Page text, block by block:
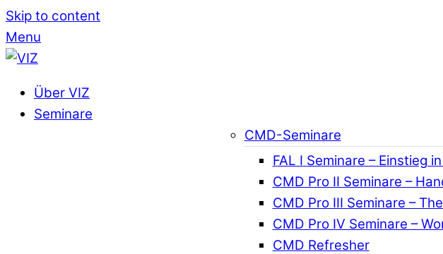
Skip to content
Menu
Über VIZ
Seminare
CMD-Seminare
FAL I Seminare – Einstieg
CMD Pro II Seminare –
CMD Pro III Seminare –
CMD Pro IV Seminare –
CMD Refresher